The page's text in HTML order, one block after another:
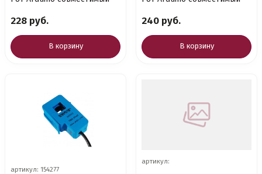
228 руб.
В корзину
240 руб.
В корзину
артикул: 154277
артикул: